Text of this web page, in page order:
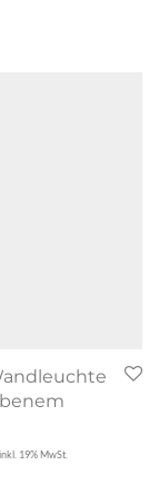
inkl. 19% MwSt.